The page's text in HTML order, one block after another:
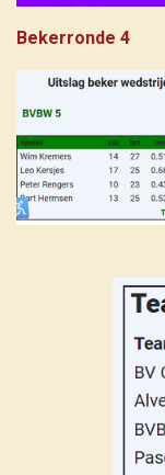
Bekerronde 4